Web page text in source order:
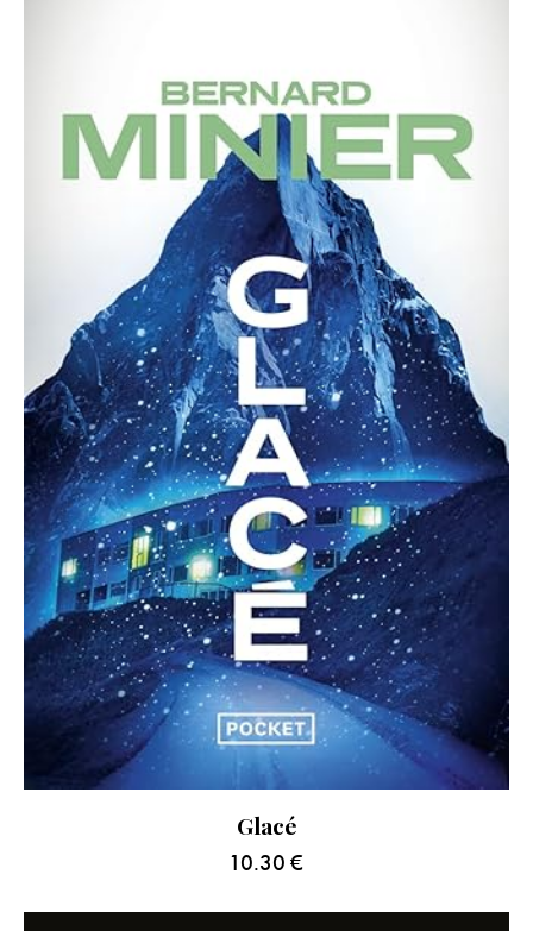
Glacé
10.30 €